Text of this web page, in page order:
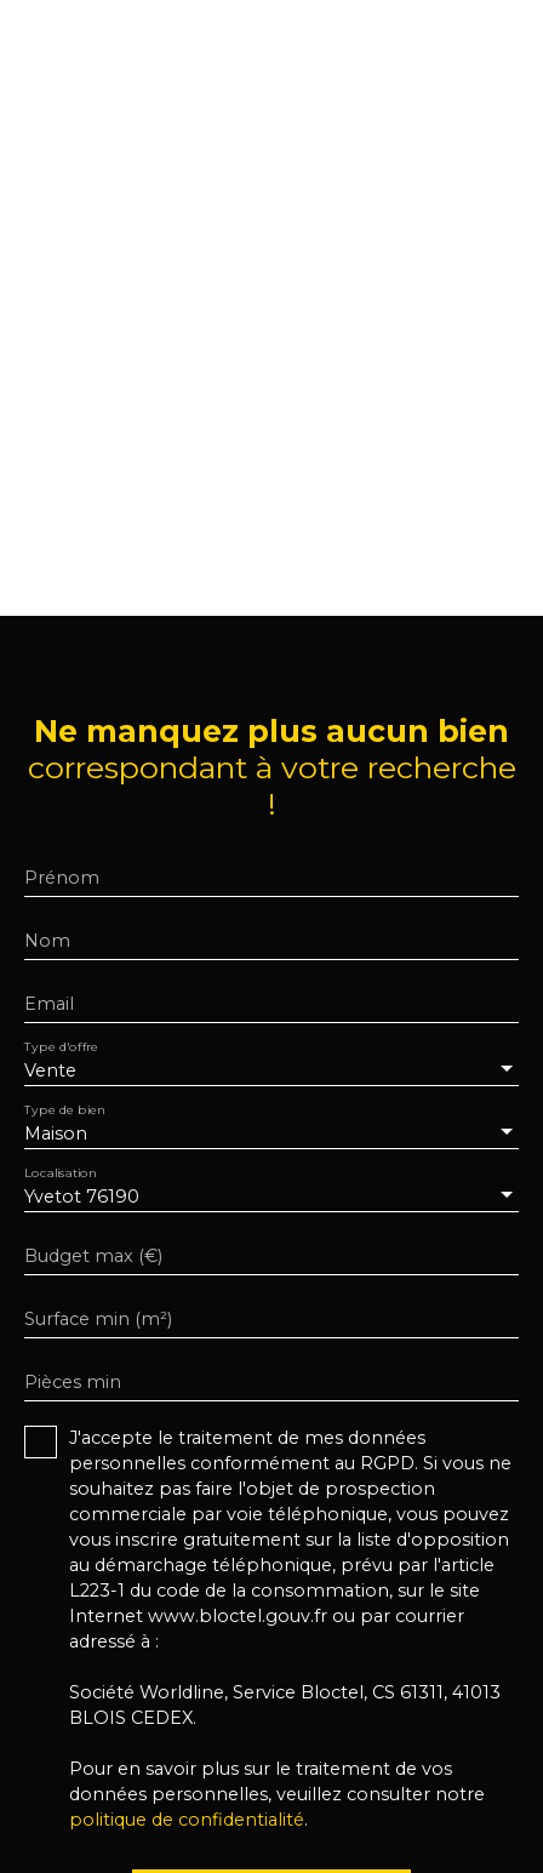
Ne manquez plus aucun bien
correspondant à votre recherche
!
Prénom
Nom
Email
Vente
Type d'offre
Maison
Type de bien
Yvetot 76190
Localisation
Budget max (€)
Surface min (m²)
Pièces min
J'accepte le traitement de mes données
personnelles conformément au RGPD. Si vous ne
souhaitez pas faire l'objet de prospection
commerciale par voie téléphonique, vous pouvez
vous inscrire gratuitement sur la liste d'opposition
au démarchage téléphonique, prévu par l'article
L223-1 du code de la consommation, sur le site
Internet www.bloctel.gouv.fr ou par courrier
adressé à :
Société Worldline, Service Bloctel, CS 61311, 41013
BLOIS CEDEX.
Pour en savoir plus sur le traitement de vos
données personnelles, veuillez consulter notre
politique de confidentialité.